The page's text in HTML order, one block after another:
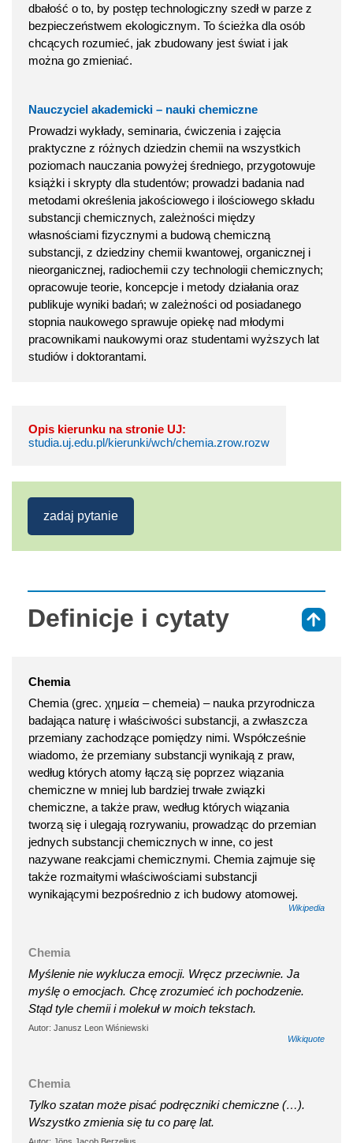
dbałość o to, by postęp technologiczny szedł w parze z
bezpieczeństwem ekologicznym. To ścieżka dla osób
chcących rozumieć, jak zbudowany jest świat i jak
można go zmieniać.
Nauczyciel akademicki – nauki chemiczne
Prowadzi wykłady, seminaria, ćwiczenia i zajęcia
praktyczne z różnych dziedzin chemii na wszystkich
poziomach nauczania powyżej średniego, przygotowuje
książki i skrypty dla studentów; prowadzi badania nad
metodami określenia jakościowego i ilościowego składu
substancji chemicznych, zależności między
własnościami fizycznymi a budową chemiczną
substancji, z dziedziny chemii kwantowej, organicznej i
nieorganicznej, radiochemii czy technologii chemicznych;
opracowuje teorie, koncepcje i metody działania oraz
publikuje wyniki badań; w zależności od posiadanego
stopnia naukowego sprawuje opiekę nad młodymi
pracownikami naukowymi oraz studentami wyższych lat
studiów i doktorantami.
Opis kierunku na stronie UJ:
studia.uj.edu.pl/kierunki/wch/chemia.zrow.rozw
zadaj pytanie
Definicje i cytaty
Chemia
Chemia (grec. χημεία – chemeia) – nauka przyrodnicza
badająca naturę i właściwości substancji, a zwłaszcza
przemiany zachodzące pomiędzy nimi. Współcześnie
wiadomo, że przemiany substancji wynikają z praw,
według których atomy łączą się poprzez wiązania
chemiczne w mniej lub bardziej trwałe związki
chemiczne, a także praw, według których wiązania
tworzą się i ulegają rozrywaniu, prowadząc do przemian
jednych substancji chemicznych w inne, co jest
nazywane reakcjami chemicznymi. Chemia zajmuje się
także rozmaitymi właściwościami substancji
wynikającymi bezpośrednio z ich budowy atomowej.
Wikipedia
Chemia
Myślenie nie wyklucza emocji. Wręcz przeciwnie. Ja
myślę o emocjach. Chcę zrozumieć ich pochodzenie.
Stąd tyle chemii i molekuł w moich tekstach.
Autor: Janusz Leon Wiśniewski
Wikiquote
Chemia
Tylko szatan może pisać podręczniki chemiczne (…).
Wszystko zmienia się tu co parę lat.